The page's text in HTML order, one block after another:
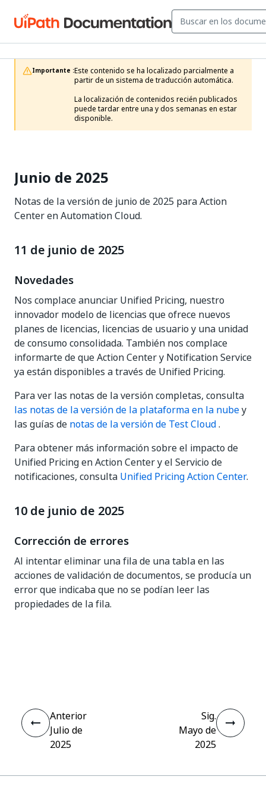
Importante :Este contenido se ha localizado parcialmente a
partir de un sistema de traducción automática.
La localización de contenidos recién publicados
puede tardar entre una y dos semanas en estar
disponible.
Junio de 2025
Notas de la versión de junio de 2025 para Action
Center en Automation Cloud.
11 de junio de 2025
Novedades
Nos complace anunciar Unified Pricing, nuestro
innovador modelo de licencias que ofrece nuevos
planes de licencias, licencias de usuario y una unidad
de consumo consolidada. También nos complace
informarte de que Action Center y Notification Service
ya están disponibles a través de Unified Pricing.
Para ver las notas de la versión completas, consulta
las notas de la versión de la plataforma en la nubey
las guías de notas de la versión de Test Cloud.
Para obtener más información sobre el impacto de
Unified Pricing en Action Center y el Servicio de
notificaciones, consulta Unified Pricing Action Center.
10 de junio de 2025
Corrección de errores
Al intentar eliminar una fila de una tabla en las
acciones de validación de documentos, se producía un
error que indicaba que no se podían leer las
propiedades de la fila.
Anterior
Julio de
2025
Sig.
Mayo de
2025